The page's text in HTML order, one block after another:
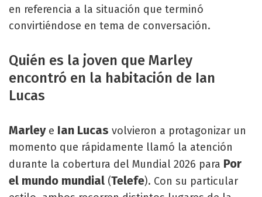
en referencia a la situación que terminó
convirtiéndose en tema de conversación.
Quién es la joven que Marley
encontró en la habitación de Ian
Lucas
Marleye Ian Lucas volvieron a protagonizar un
momento que rápidamente llamó la atención
durante la cobertura del Mundial 2026 para Por
el mundo mundial (Telefe). Con su particular